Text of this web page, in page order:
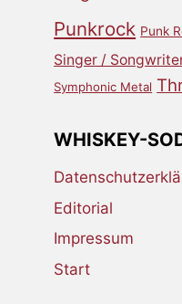
Punkrock Punk
Singer /
Symphonic Metal
WHISKEY-
Editorial
Impressum
Start